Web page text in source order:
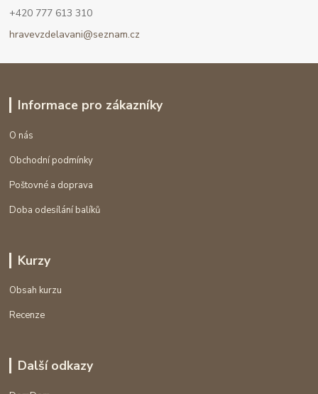
+420 777 613 310
hravevzdelavani@seznam.cz
Informace pro zákazníky
O nás
Obchodní podmínky
Poštovné a doprava
Doba odesílání balíků
Kurzy
Obsah kurzu
Recenze
Další odkazy